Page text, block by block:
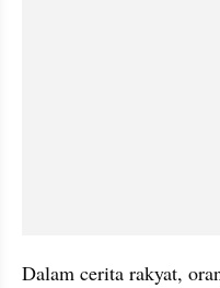
Dalam cerita rakyat,